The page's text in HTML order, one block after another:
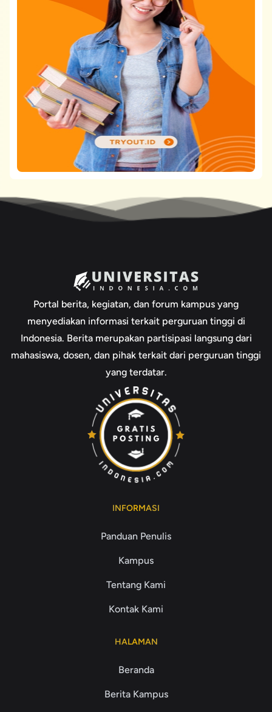
Portal berita, kegiatan, dan forum kampus yang
menyediakan informasi terkait perguruan tinggi di
Indonesia. Berita merupakan partisipasi langsung dari
mahasiswa, dosen, dan pihak terkait dari perguruan tinggi
yang terdatar.
INFORMASI
Panduan Penulis
Kampus
Tentang Kami
Kontak Kami
HALAMAN
Beranda
Berita Kampus